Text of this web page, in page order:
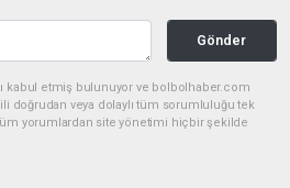
Gönder
kabul etmiş bulunuyor ve bolbolhaber.com
doğrudan veya dolaylı tüm sorumluluğu tek
tüm yorumlardan site yönetimi hiçbir şekilde